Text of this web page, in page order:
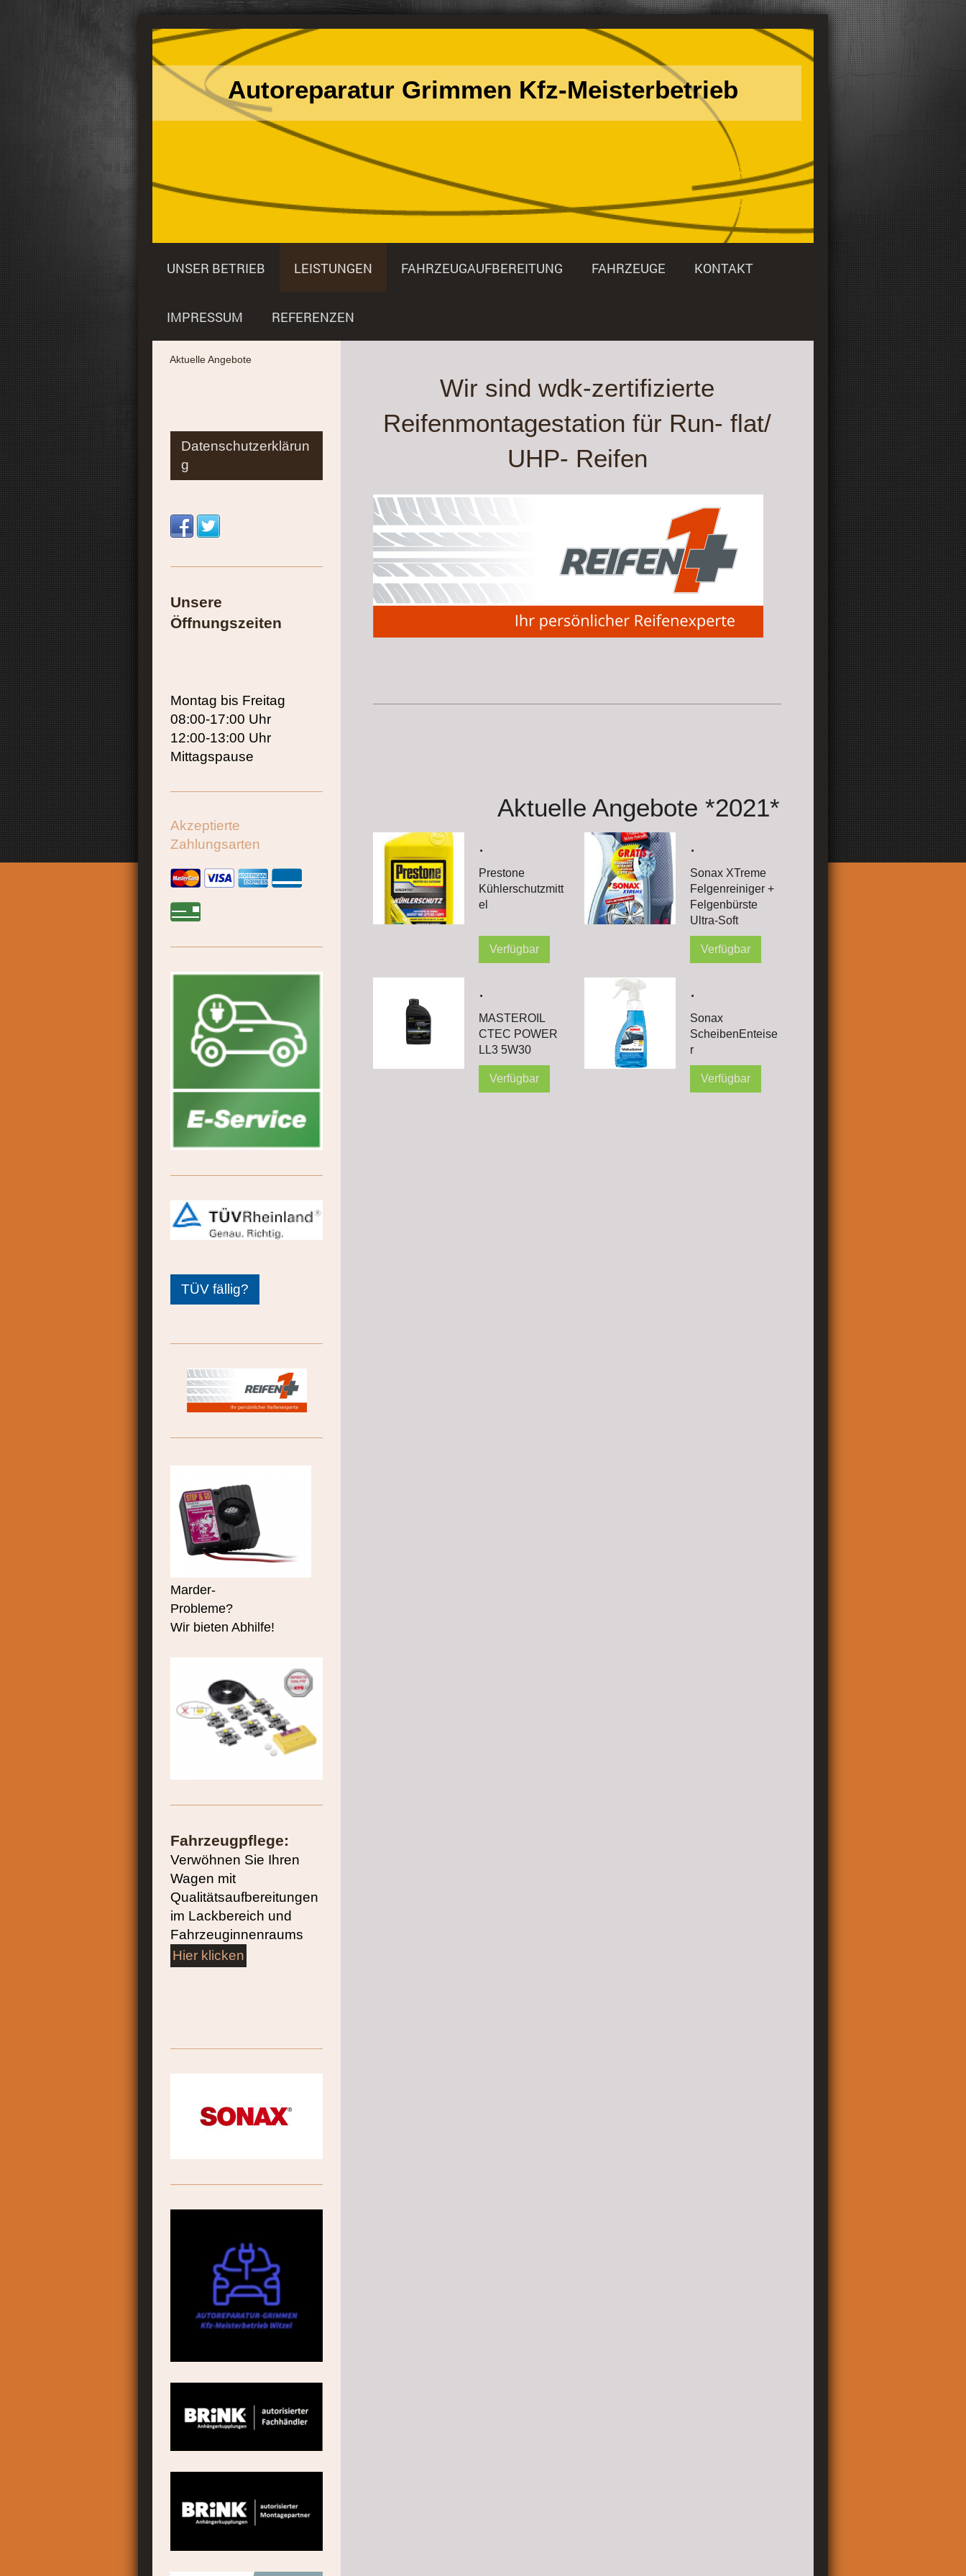
Autoreparatur Grimmen Kfz-Meisterbetrieb
UNSER BETRIEB LEISTUNGEN FAHRZEUGAUFBEREITUNG FAHRZEUGE KONTAKT
IMPRESSUM REFERENZEN
Wir sind wdk-zertifizierte
Reifenmontagestation für Run- flat/
UHP- Reifen
Aktuelle Angebote *2021*
.
Prestone
Kühlerschutzmitt
el
Verfügbar
.
Sonax XTreme
Felgenreiniger +
Felgenbürste
Ultra-Soft
Verfügbar
.
MASTEROIL
CTEC POWER
LL3 5W30
Verfügbar
.
Sonax
ScheibenEnteise
r
Verfügbar
Aktuelle Angebote
Datenschutzerklärun
g
Unsere
Öffnungszeiten
Montag bis Freitag
08:00-17:00 Uhr
12:00-13:00 Uhr
Mittagspause
Akzeptierte
Zahlungsarten
TÜV fällig?
Marder-
Probleme?
Wir bieten Abhilfe!
Fahrzeugpflege:
Verwöhnen Sie Ihren
Wagen mit
Qualitätsaufbereitungen
im Lackbereich und
Fahrzeuginnenraums
Hier klicken